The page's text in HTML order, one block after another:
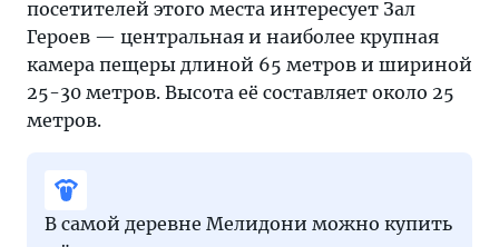
посетителей этого места интересует Зал
Героев — центральная и наиболее крупная
камера пещеры длиной 65 метров и шириной
25-30 метров. Высота её составляет около 25
метров.
В самой деревне Мелидони можно купить